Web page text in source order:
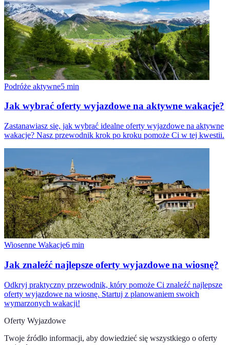
Podróże aktywne5 min
Jak wybrać oferty wyjazdowe na aktywne wakacje?
Zastanawiasz się, jak wybrać idealne oferty wyjazdowe na aktywne
wakacje? Nasz przewodnik krok po kroku pomoże Ci w tej kwestii.
Wiosenne Wakacje6 min
Jak znaleźć najlepsze oferty wyjazdowe na wiosnę?
Odkryj praktyczny przewodnik, który pomoże Ci znaleźć najlepsze
oferty wyjazdowe na wiosnę. Startuj z planowaniem swoich
wymarzonych wakacji!
Oferty Wyjazdowe
Twoje źródło informacji, aby dowiedzieć się wszystkiego o oferty